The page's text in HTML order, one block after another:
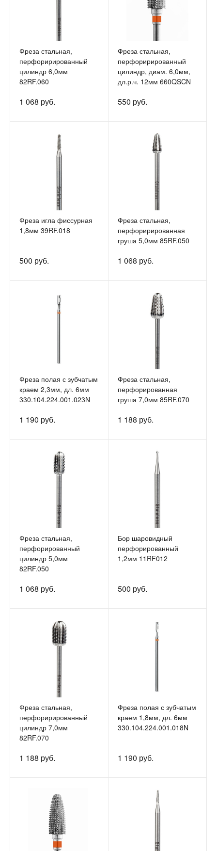
Фреза стальная,
перфорирированный
цилиндр 6,0мм
82RF.060
1 068 руб.
Фреза стальная,
перфорирированный
цилиндр, диам. 6,0мм,
дл.р.ч. 12мм 660QSCN
550 руб.
Фреза игла фиссурная
1,8мм 39RF.018
500 руб.
Фреза стальная,
перфорирированная
груша 5,0мм 85RF.050
1 068 руб.
Фреза полая с зубчатым
краем 2,3мм, дл. 6мм
330.104.224.001.023N
1 190 руб.
Фреза стальная,
перфорированная
груша 7,0мм 85RF.070
1 188 руб.
Фреза стальная,
перфорированный
цилиндр 5,0мм
82RF.050
1 068 руб.
Бор шаровидный
перфорированный
1,2мм 11RF012
500 руб.
Фреза стальная,
перфорирированный
цилиндр 7,0мм
82RF.070
1 188 руб.
Фреза полая с зубчатым
краем 1,8мм, дл. 6мм
330.104.224.001.018N
1 190 руб.